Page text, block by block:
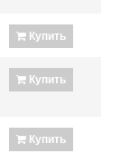
Купить
Купить
Купить